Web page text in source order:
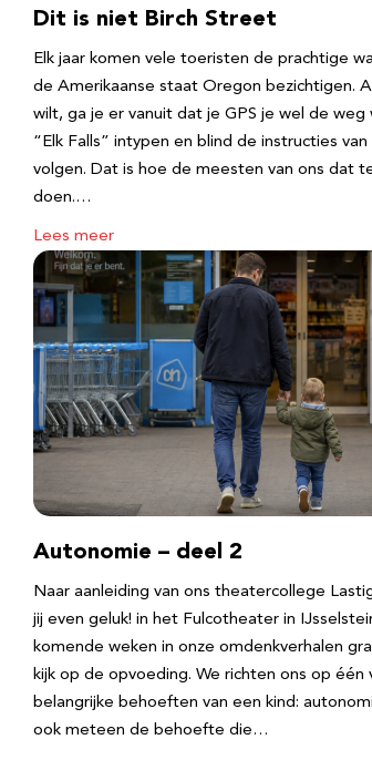
Dit is niet Birch Street
Elk jaar komen vele toeristen de prachtige
de Amerikaanse staat Oregon bezichtigen.
wilt, ga je er vanuit dat je GPS je wel de weg
“Elk Falls” intypen en blind de instructies
volgen. Dat is hoe de meesten van ons dat
doen.…
Lees meer
Autonomie – deel 2
Naar aanleiding van ons theatercollege
jij even geluk! in het Fulcotheater in
komende weken in onze omdenkverhalen
kijk op de opvoeding. We richten ons op één
belangrijke behoeften van een kind:
ook meteen de behoefte die…